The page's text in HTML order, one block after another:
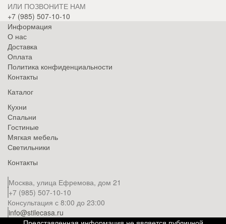
ИЛИ ПОЗВОНИТЕ НАМ
+7 (985) 507-10-10
Информация
О нас
Доставка
Оплата
Политика конфиденциальности
Контакты
Каталог
Кухни
Спальни
Гостиные
Мягкая мебель
Светильники
Контакты
Москва, улица Ефремова, дом 21
+7 (985) 507-10-10
Консультация с 8:00 до 23:00
info@stilecasa.ru